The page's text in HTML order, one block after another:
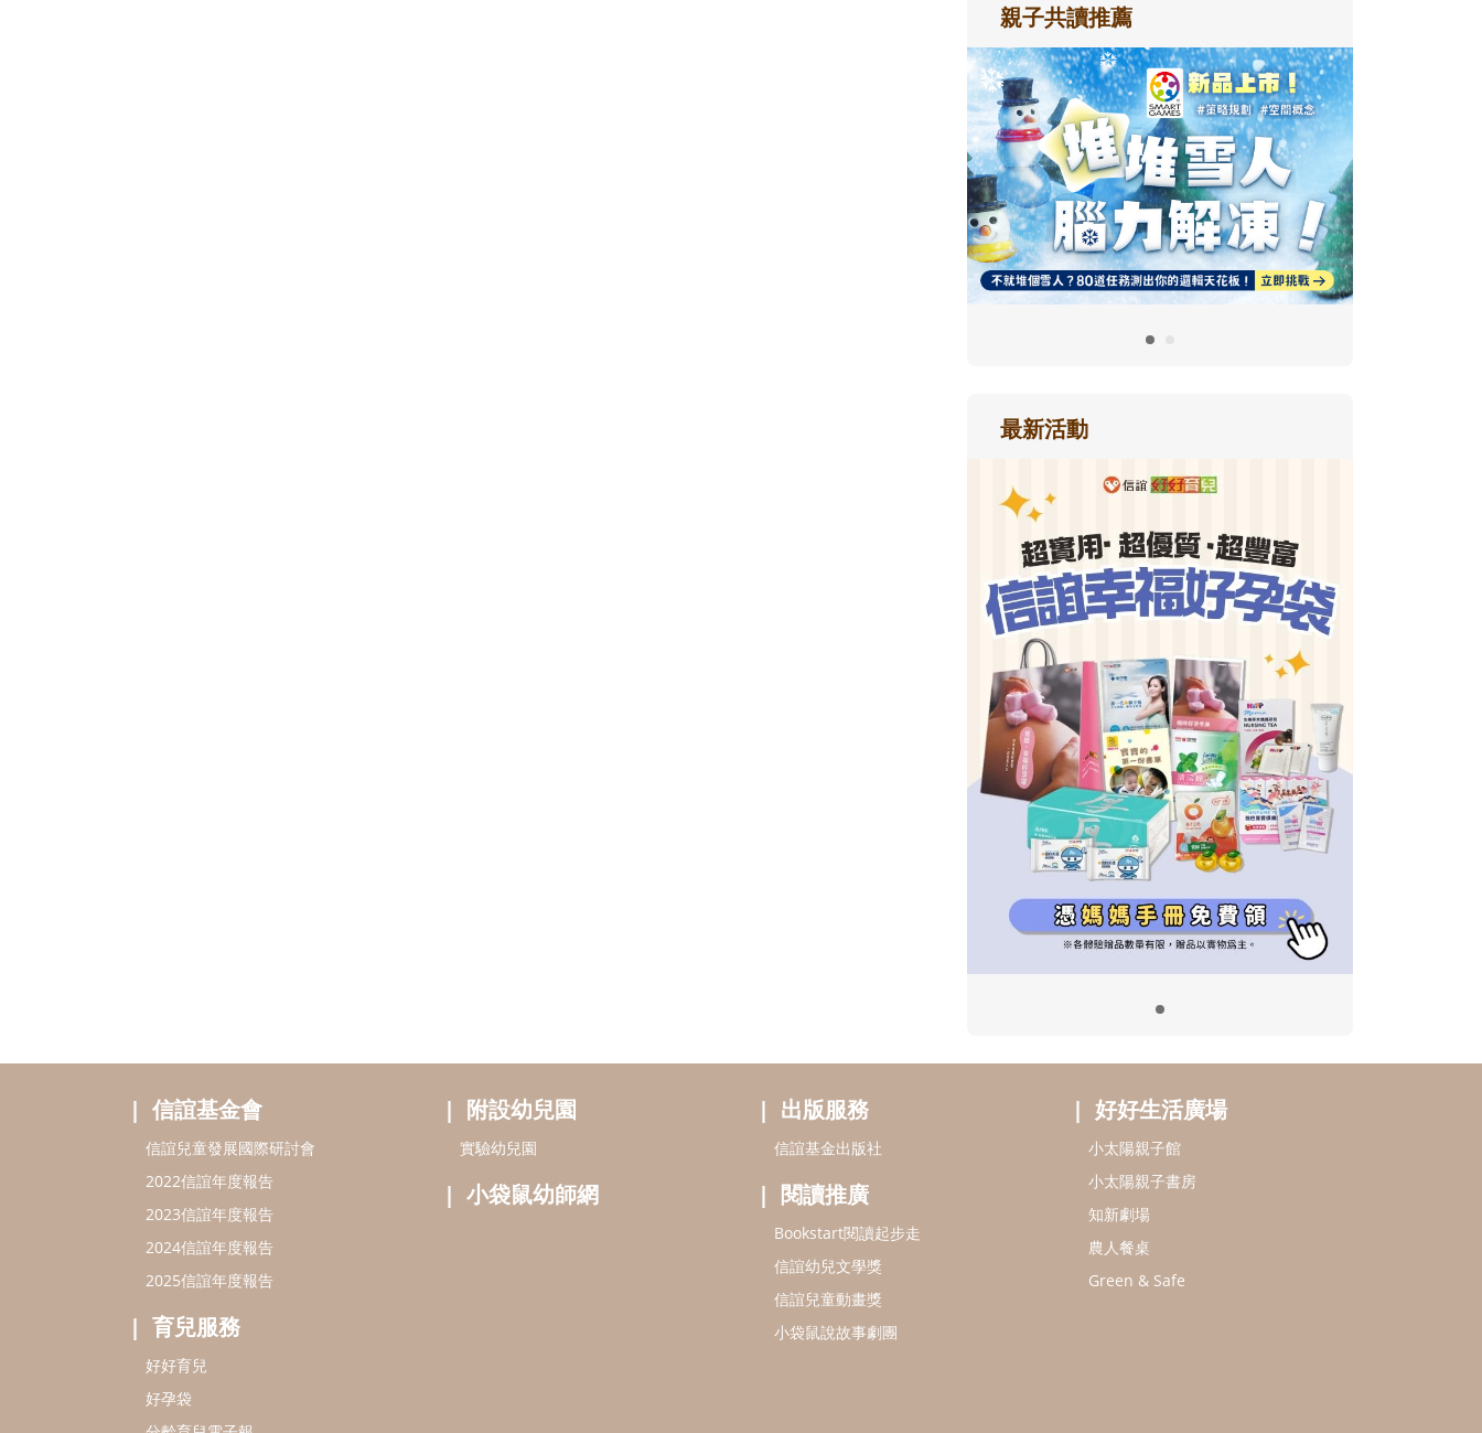
親子共讀推薦
最新活動
信誼基金會
信誼兒童發展國際研討會
2022信誼年度報告
2023信誼年度報告
2024信誼年度報告
2025信誼年度報告
育兒服務
好好育兒
好孕袋
附設幼兒園
實驗幼兒園
小袋鼠幼師網
出版服務
信誼基金出版社
閱讀推廣
Bookstart閱讀起步走
信誼幼兒文學獎
信誼兒童動畫獎
小袋鼠說故事劇團
好好生活廣場
小太陽親子館
小太陽親子書房
知新劇場
農人餐桌
Green & Safe